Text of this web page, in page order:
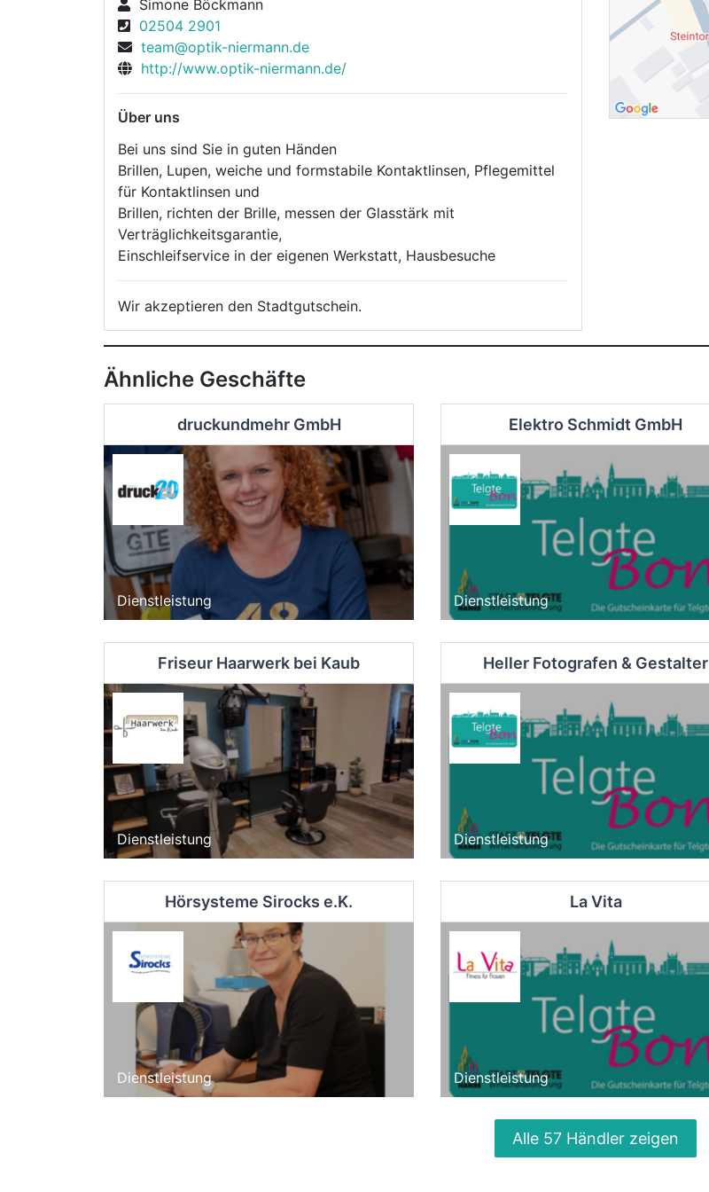
Simone Böckmann
02504 2901
team@optik-niermann.de
http://www.optik-niermann.de/
Über uns
Bei uns sind Sie in guten Händen
Brillen, Lupen, weiche und formstabile Kontaktlinsen, Pflegemittel
für Kontaktlinsen und
Brillen, richten der Brille, messen der Glasstärk mit
Verträglichkeitsgarantie,
Einschleifservice in der eigenen Werkstatt, Hausbesuche
Wir akzeptieren den Stadtgutschein.
Ähnliche Geschäfte
druckundmehr GmbH
Dienstleistung
Elektro Schmidt GmbH
Dienstleistung
Friseur Haarwerk bei Kaub
Dienstleistung
Heller Fotografen & Gestalter
Dienstleistung
Hörsysteme Sirocks e.K.
Dienstleistung
La Vita
Dienstleistung
Alle 57 Händler zeigen